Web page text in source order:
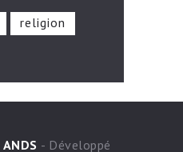
religion
ANDS - Développé